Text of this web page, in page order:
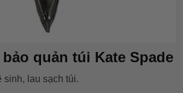
quản túi Kate Spade
lau sạch túi.